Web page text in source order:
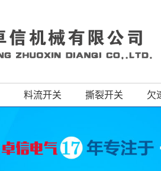
料流开关 撕裂开关 欠